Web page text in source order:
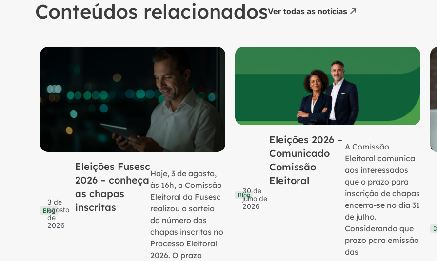
Conteúdos relacionadosVer todas as notícias
Blog
3 de
agosto
de
2026
Eleições Fusesc
2026 – conheça
as chapas
inscritas
Hoje, 3 de agosto,
às 16h, a Comissão
Eleitoral da Fusesc
realizou o sorteio
do número das
chapas inscritas no
Processo Eleitoral
2026. O prazo
Blog
30 de
julho de
2026
Eleições 2026 –
Comunicado
Comissão
Eleitoral
A Comissão
Eleitoral comunica
aos interessados
que o prazo para
inscrição de chapas
encerra-se no dia 31
de julho.
Considerando que
prazo para emissão
das